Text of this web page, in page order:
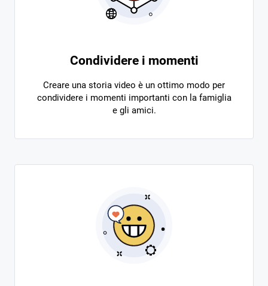
Condividere i momenti
Creare una storia video è un ottimo modo per
condividere i momenti importanti con la famiglia
e gli amici.